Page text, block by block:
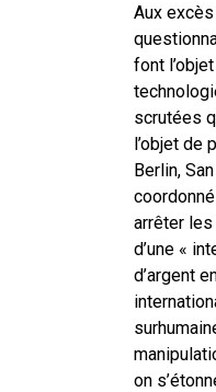
Aux
font
scrutées
l’objet de
Berlin,
arrêter
d’une «
d’argent
on